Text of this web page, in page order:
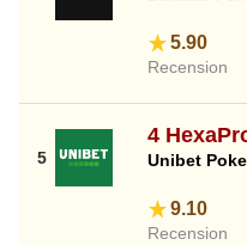
5.90
Recension
4
Unibet
9.10
Recension